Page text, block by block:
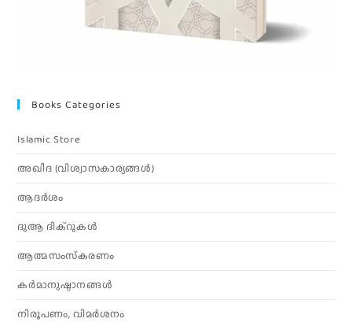
Books Categories
Islamic Store
അഖീദ (വിശ്വാസകാര്യങ്ങള്‍)
ആദര്‍ശം
ദുആ ദിക്റുകൾ
ആത്മസംസ്‌കരണം
കര്‍മാനുഷ്ഠാനങ്ങള്‍
നിരൂപണം, വിമര്‍ശനം